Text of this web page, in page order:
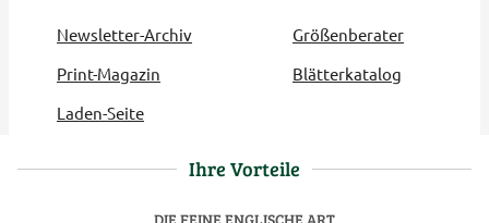
Newsletter-Archiv
Größenberater
Print-Magazin
Blätterkatalog
Laden-Seite
Ihre Vorteile